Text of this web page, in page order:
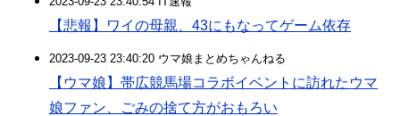
【悲報】ワイの母親、43にもなってゲーム依存
2023-09-23 23:40:20 ウマ娘まとめちゃんねる
【ウマ娘】帯広競馬場コラボイベントに訪れたウマ
娘ファン、ごみの捨て方がおもろい